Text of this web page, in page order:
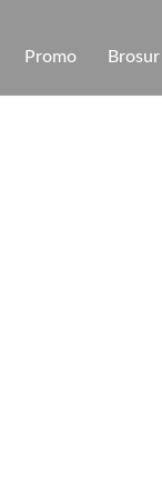
Promo Brosur